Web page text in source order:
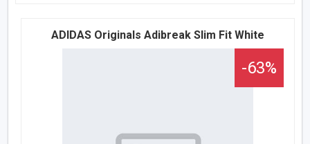
ADIDAS Originals Adibreak Slim Fit White
-63%